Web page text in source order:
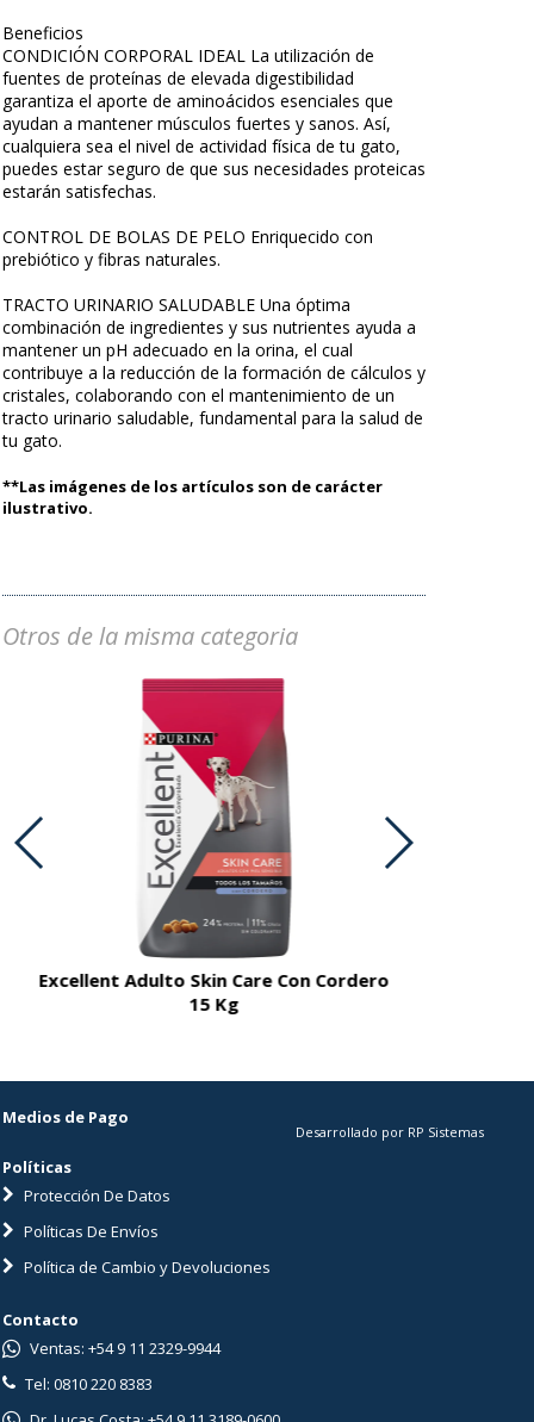
Beneficios
CONDICIÓN CORPORAL IDEAL La utilización de
fuentes de proteínas de elevada digestibilidad
garantiza el aporte de aminoácidos esenciales que
ayudan a mantener músculos fuertes y sanos. Así,
cualquiera sea el nivel de actividad física de tu gato,
puedes estar seguro de que sus necesidades proteicas
estarán satisfechas.
CONTROL DE BOLAS DE PELO Enriquecido con
prebiótico y fibras naturales.
TRACTO URINARIO SALUDABLE Una óptima
combinación de ingredientes y sus nutrientes ayuda a
mantener un pH adecuado en la orina, el cual
contribuye a la reducción de la formación de cálculos y
cristales, colaborando con el mantenimiento de un
tracto urinario saludable, fundamental para la salud de
tu gato.
**Las imágenes de los artículos son de carácter
ilustrativo.
Otros de la misma categoria
Excellent Adulto Skin Care Con Cordero
15 Kg
Medios de Pago
Políticas
Protección De Datos
Políticas De Envíos
Política de Cambio y Devoluciones
Desarrollado por RP Sistemas
Contacto
Ventas: +54 9 11 2329-9944
Tel: 0810 220 8383